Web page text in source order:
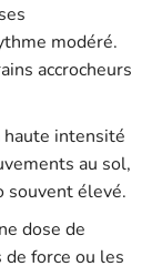
modéré.
accrocheurs
intensité
au sol,
souvent élevé.
dose de
force ou les